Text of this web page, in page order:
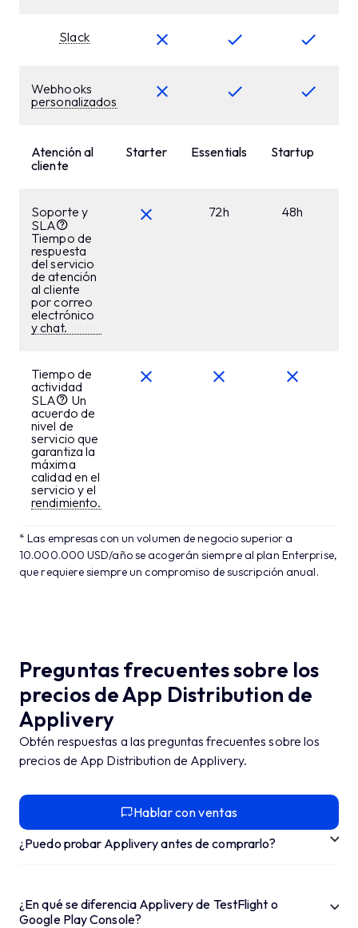
Slack
Webhooks
personalizados
Atención al
cliente
Starter Essentials Startup
Soporte y
SLA
Tiempo de
respuesta
del servicio
de atención
al cliente
por correo
electrónico
y chat.
72h 48h
Tiempo de
actividad
SLA
Un
acuerdo de
nivel de
servicio que
garantiza la
máxima
calidad en el
servicio y el
rendimiento.
* Las empresas con un volumen de negocio superior a
10.000.000 USD/año se acogerán siempre al plan Enterprise,
que requiere siempre un compromiso de suscripción anual.
Preguntas frecuentes sobre los
precios de App Distribution de
Applivery
Obtén respuestas a las preguntas frecuentes sobre los
precios de App Distribution de Applivery.
Hablar con ventas
¿Puedo probar Applivery antes de comprarlo?
¿En qué se diferencia Applivery de TestFlight o
Google Play Console?